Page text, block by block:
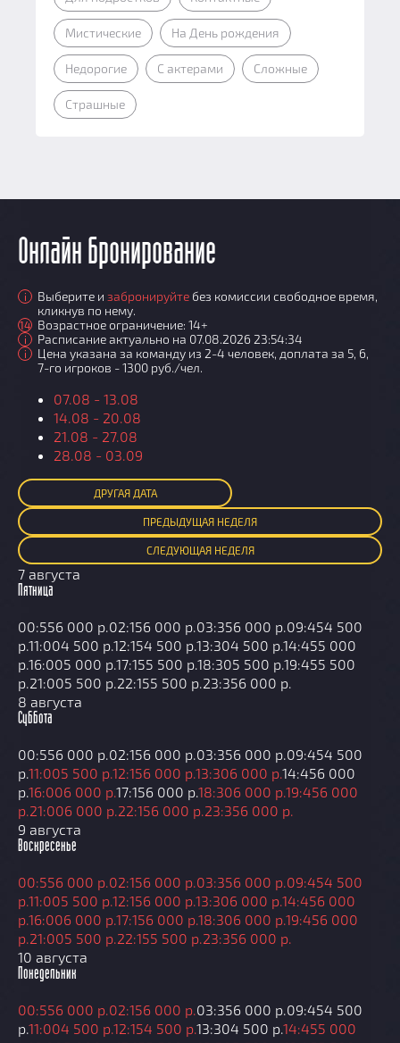
Мистические На День рождения
Недорогие С актерами Сложные
Страшные
Онлайн бронирование
i Выберите и забронируйте без комиссии свободное время,
кликнув по нему.
14 Возрастное ограничение: 14+
i Расписание актуально на 07.08.2026 23:54:34
i
Цена указана за команду из 2-4 человек, доплата за 5, 6,
7-го игроков - 1300 руб./чел.
07.08 - 13.08
14.08 - 20.08
21.08 - 27.08
28.08 - 03.09
ДРУГАЯ ДАТА
ПРЕДЫДУЩАЯ НЕДЕЛЯ
СЛЕДУЮЩАЯНЕДЕЛЯ
7 августа
Пятница
00:556 000 р.02:156 000 р.03:356 000 р.09:454 500
р.11:004 500 р.12:154 500 р.13:304 500 р.14:455 000
р.16:005 000 р.17:155 500 р.18:305 500 р.19:455 500
р.21:005 500 р.22:155 500 р.23:356 000 р.
8 августа
Суббота
00:556 000 р.02:156 000 р.03:356 000 р.09:454 500
р.11:005 500 р.12:156 000 р.13:306 000 р.14:456 000
р.16:006 000 р.17:156 000 р.18:306 000 р.19:456 000
р.21:006 000 р.22:156 000 р.23:356 000 р.
9 августа
Воскресенье
00:556 000 р.02:156 000 р.03:356 000 р.09:454 500
р.11:005 500 р.12:156 000 р.13:306 000 р.14:456 000
р.16:006 000 р.17:156 000 р.18:306 000 р.19:456 000
р.21:005 500 р.22:155 500 р.23:356 000 р.
10 августа
Понедельник
00:556 000 р.02:156 000 р.03:356 000 р.09:454 500
р.11:004 500 р.12:154 500 р.13:304 500 р.14:455 000